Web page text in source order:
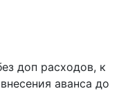
доп расходов, к
аванса до